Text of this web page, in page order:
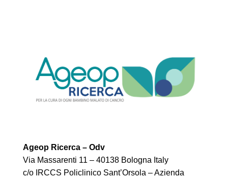
Ageop Ricerca – Odv
Via Massarenti 11 – 40138 Bologna Italy
c/o IRCCS Policlinico Sant’Orsola – Azienda